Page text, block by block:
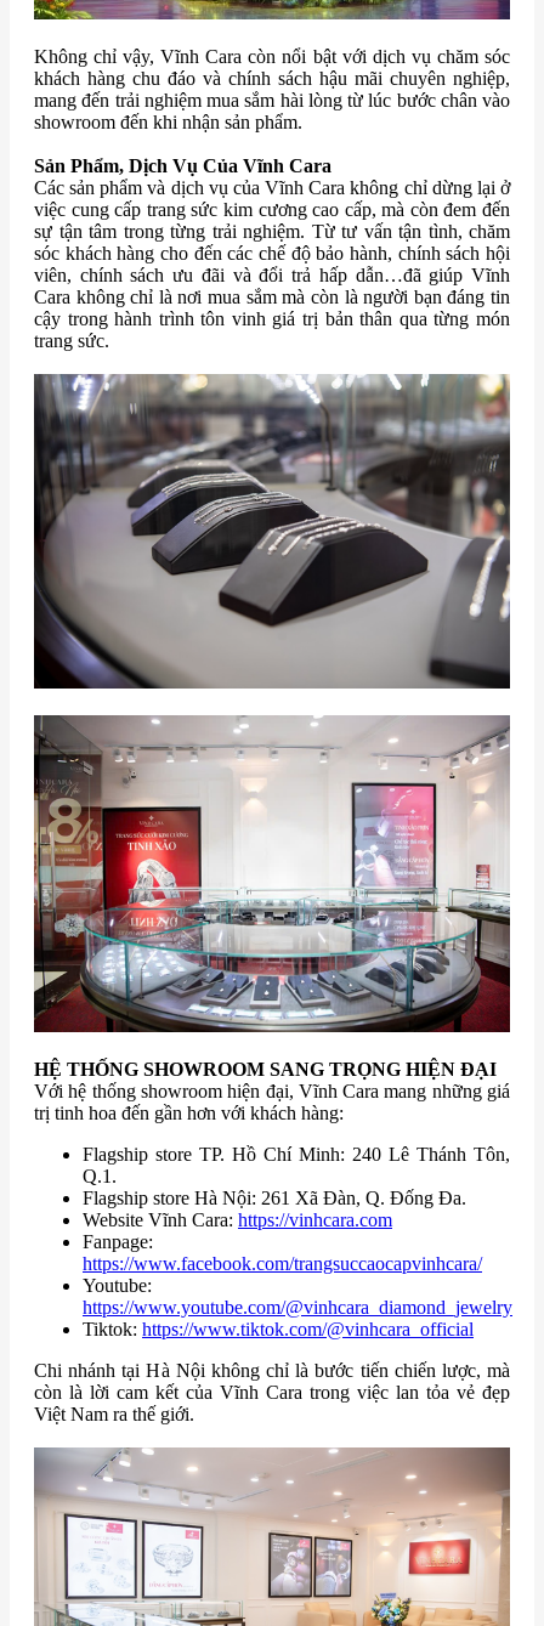
Không chỉ vậy, Vĩnh Cara còn nổi bật với dịch vụ chăm sóc
khách hàng chu đáo và chính sách hậu mãi chuyên nghiệp,
mang đến trải nghiệm mua sắm hài lòng từ lúc bước chân vào
showroom đến khi nhận sản phẩm.
Sản Phẩm, Dịch Vụ Của Vĩnh Cara
Các sản phẩm và dịch vụ của Vĩnh Cara không chỉ dừng lại ở
việc cung cấp trang sức kim cương cao cấp, mà còn đem đến
sự tận tâm trong từng trải nghiệm. Từ tư vấn tận tình, chăm
sóc khách hàng cho đến các chế độ bảo hành, chính sách hội
viên, chính sách ưu đãi và đổi trả hấp dẫn…đã giúp Vĩnh
Cara không chỉ là nơi mua sắm mà còn là người bạn đáng tin
cậy trong hành trình tôn vinh giá trị bản thân qua từng món
trang sức.
HỆ THỐNG SHOWROOM SANG TRỌNG HIỆN ĐẠI
Với hệ thống showroom hiện đại, Vĩnh Cara mang những giá
trị tinh hoa đến gần hơn với khách hàng:
Flagship store TP. Hồ Chí Minh: 240 Lê Thánh Tôn,
Q.1.
Flagship store Hà Nội: 261 Xã Đàn, Q. Đống Đa.
Website Vĩnh Cara: https://vinhcara.com
Fanpage:
https://www.facebook.com/trangsuccaocapvinhcara/
Youtube:
https://www.youtube.com/@vinhcara_diamond_jewelry
Tiktok: https://www.tiktok.com/@vinhcara_official
Chi nhánh tại Hà Nội không chỉ là bước tiến chiến lược, mà
còn là lời cam kết của Vĩnh Cara trong việc lan tỏa vẻ đẹp
Việt Nam ra thế giới.